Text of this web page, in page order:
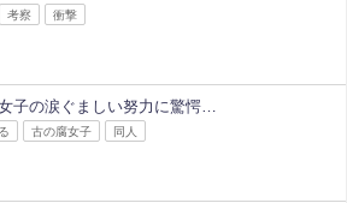
考察 衝撃
子の涙ぐましい努力に驚愕…
古の腐女子 同人